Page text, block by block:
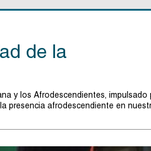
de la
y los Afrodescendientes, impulsado
presencia afrodescendiente en